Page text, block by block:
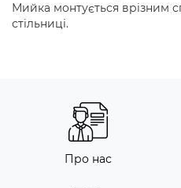
Мийка монтується врізним
стільниці.
Про нас